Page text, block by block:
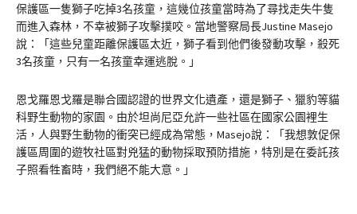
保護區一隻獅子吃掉3名孩童，這幾位孩童當時為了尋找走失牛隻
而進入森林，不幸被獅子攻擊撲咬。當地警察局長Justine Masejo
說：「這些兒童距離保護區太近，獅子看到他們後發動攻擊，殺死
3名孩童，只有一名孩童幸運逃脫。」
恩戈羅恩戈羅是聯合國認證的世界文化遺產，還是獅子、獵豹等貓
科野生動物的家園。由於坦尚尼亞允許一些社區在國家公園裡生
活，人與野生動物的衝突已經成為常態，Masejo說：「我想敦促保
護區周圍的遊牧社區對兇猛的動物採取預防措施，特別是在委託孩
子照看牲畜時，我們絕不能大意。」